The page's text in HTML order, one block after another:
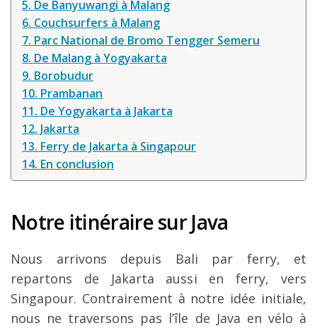
5. De Banyuwangi à Malang
6. Couchsurfers à Malang
7. Parc National de Bromo Tengger Semeru
8. De Malang à Yogyakarta
9. Borobudur
10. Prambanan
11. De Yogyakarta à Jakarta
12. Jakarta
13. Ferry de Jakarta à Singapour
14. En conclusion
Notre itinéraire sur Java
Nous arrivons depuis Bali par ferry, et
repartons de Jakarta aussi en ferry, vers
Singapour. Contrairement à notre idée initiale,
nous ne traversons pas l’île de Java en vélo à